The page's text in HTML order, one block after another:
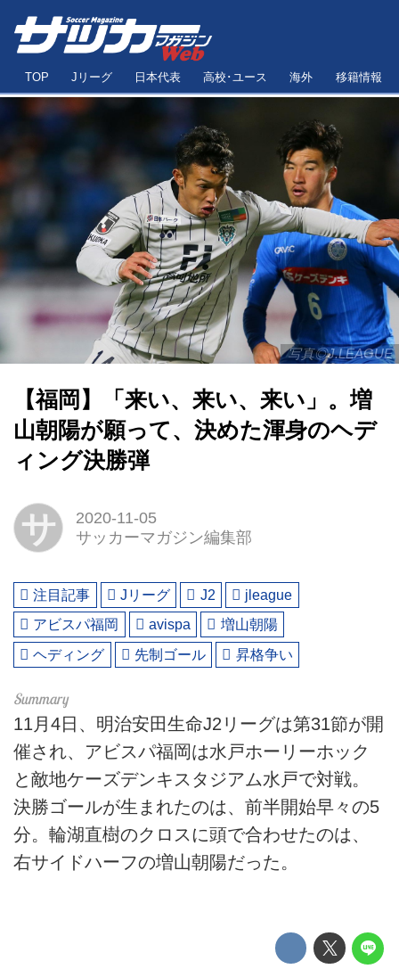
TOP Jリーグ 日本代表 高校･ユース 海外 移籍情報
写真◎J.LEAGUE
【福岡】「来い、来い、来い」。増
山朝陽が願って、決めた渾身のヘデ
ィング決勝弾
サ
2020-11-05
サッカーマガジン編集部
注目記事 Jリーグ J2
jleague
アビスパ福岡
avispa
増山朝陽
ヘディング
先制ゴール 昇格争い
11月4日、明治安田生命J2リーグは第31節が開
催され、アビスパ福岡は水戸ホーリーホック
と敵地ケーズデンキスタジアム水戸で対戦。
決勝ゴールが生まれたのは、前半開始早々の5
分。輪湖直樹のクロスに頭で合わせたのは、
右サイドハーフの増山朝陽だった。